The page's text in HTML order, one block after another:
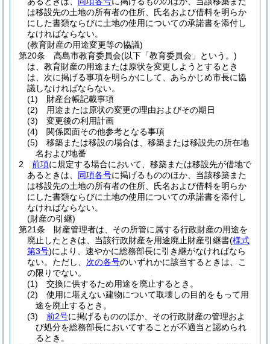
は移設先の土地の所有者の住所、氏名および借料を明らか
にした書類ならびに土地の使用についての承諾書を添付し
なければならない。
(教育財産の用途変更等の協議)
第20条
高島市教育委員会(以下「教育委員会」という。)
は、教育財産の用途または原状を変更しようとするとき
は、次に掲げる事項を明らかにして、あらかじめ市長に協
議しなければならない。
(1)
財産台帳記載事項
(2)
用途または原状の変更の理由およびその期日
(3)
変更後の利用計画
(4)
関係図面その他参考となる事項
(5)
移築または移設の場合は、移築または移設先の所在地
名および地番
2
前項に規定する場合において、移築または移設先が借地で
あるときは、 同項各号に掲げるもののほか、当該移築また
は移設先の土地の所有者の住所、氏名および借料を明らか
にした書類ならびに土地の使用についての承諾書を添付し
なければならない。
(財産の引継)
第21条
財産管理者は、その所管に属する行政財産の用途を
廃止したときは、当該行政財産を用途廃止財産引継書(様式
第3号)により、速やかに総務部長に引き継がなければなら
ない。 ただし、 次の各号のいずれかに該当するときは、こ
の限りでない。
(1)
交換に供するため用途を廃止するとき。
(2)
使用に堪えない建物について取壊しの目的をもって用
途を廃止するとき。
(3)
前2号に掲げるもののほか、その行政財産の管理およ
び処分を総務部長においてすることが不適当と認められ
るとき。